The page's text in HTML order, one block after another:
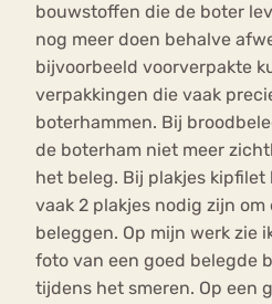
bouwstoffen die de boter
nog meer doen behalve
bijvoorbeeld voorverpakte
verpakkingen die vaak
boterhammen. Bij
de boterham niet meer
het beleg. Bij plakjes
vaak 2 plakjes nodig zijn
beleggen. Op mijn werk zie
foto van een goed belegde
tijdens het smeren. Op een